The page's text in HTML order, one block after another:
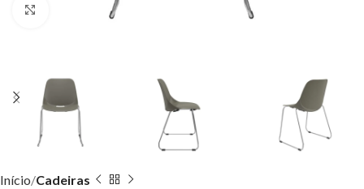
Clique para ampliar
Início Cadeiras